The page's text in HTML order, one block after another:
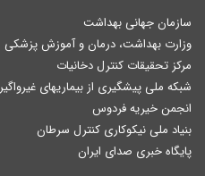
سازمان جهانی بهداشت
وزارت بهداشت، درمان و آموزش پزشكی
مرکز تحقیقات کنترل دخانیات
شبکه ملی پیشگیری از بیماریهای غیرواگیر
انجمن خیریه فردوس
بنیاد ملی نیکوکاری کنترل سرطان
پایگاه خبری صدای ایران